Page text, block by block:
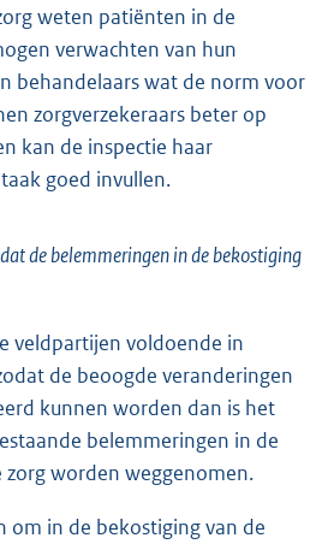
weten patiënten in de
verwachten van hun
behandelaars wat de norm voor
zorgverzekeraars beter op
kan de inspectie haar
goed invullen.
de belemmeringen in de bekostiging
veldpartijen voldoende in
de beoogde veranderingen
kunnen worden dan is het
belemmeringen in de
zorg worden weggenomen.
om in de bekostiging van de